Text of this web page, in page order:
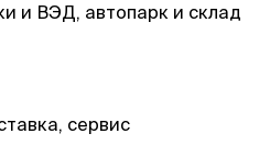
и ВЭД, автопарк и склад
сервис